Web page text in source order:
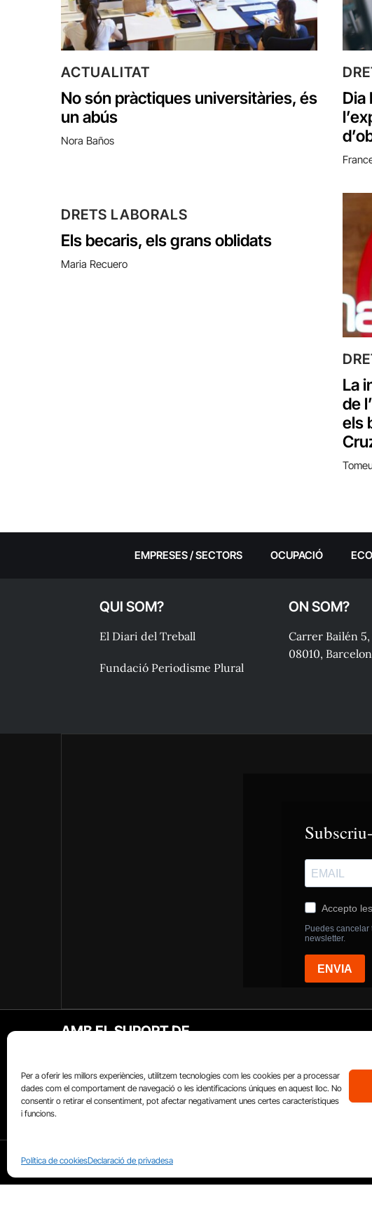
Per a oferir les millors experiències, utilitzem tecnologies com les cookies per a processar
dades com el comportament de navegació o les identificacions úniques en aquest lloc. No
consentir o retirar el consentiment, pot afectar negativament unes certes característiques
i funcions.
Política de cookiesDeclaració de privadesa
ACTUALITAT
No són pràctiques universitàries, és
un abús
Nora Baños
Dia
DRETS LABORALS
Els becaris, els grans oblidats
Maria Recuero
La
de
els
EMPRESES / SECTORS OCUPACIÓ
QUI SOM?
El Diari del Treball
Fundació Periodisme Plural
ON SOM?
Carrer Bailén
08010,
AMB EL SUPORT DE
QUI SOM? CATALUNYAPLURAL.CAT